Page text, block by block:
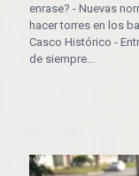
enrase? - Nuevas
hacer torres en los
Casco Histórico -
de siempre...